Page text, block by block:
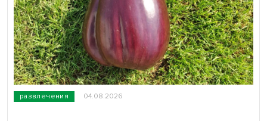
развлечения 04.08.2026